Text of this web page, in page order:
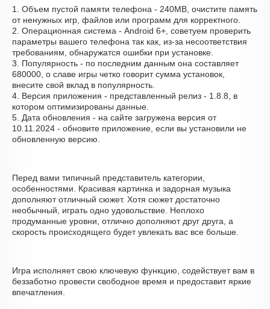
1. Объем пустой памяти телефона - 240MB, очистите память
от ненужных игр, файлов или программ для корректного.
2. Операционная система - Android 6+, советуем проверить
параметры вашего телефона так как, из-за несоответствия
требованиям, обнаружатся ошибки при установке.
3. Популярность - по последним данным она составляет
680000, о cлаве игры четко говорит сумма установок,
внесите свой вклад в популярность.
4. Версия приложения - представленный релиз - 1.8.8, в
котором оптимизированы данные.
5. Дата обновления - на сайте загружена версия от
10.11.2024 - обновите приложение, если вы установили не
обновленную версию.
Перед вами типичный представитель категории,
особенностями. Красивая картинка и задорная музыка
дополняют отличный сюжет. Хотя сюжет достаточно
необычный, играть одно удовольствие. Неплохо
продуманные уровни, отлично дополняют друг друга, а
скорость происходящего будет увлекать вас все больше.
Игра исполняет свою ключевую функцию, содействует вам в
беззаботно провести свободное время и предоставит яркие
впечатления.